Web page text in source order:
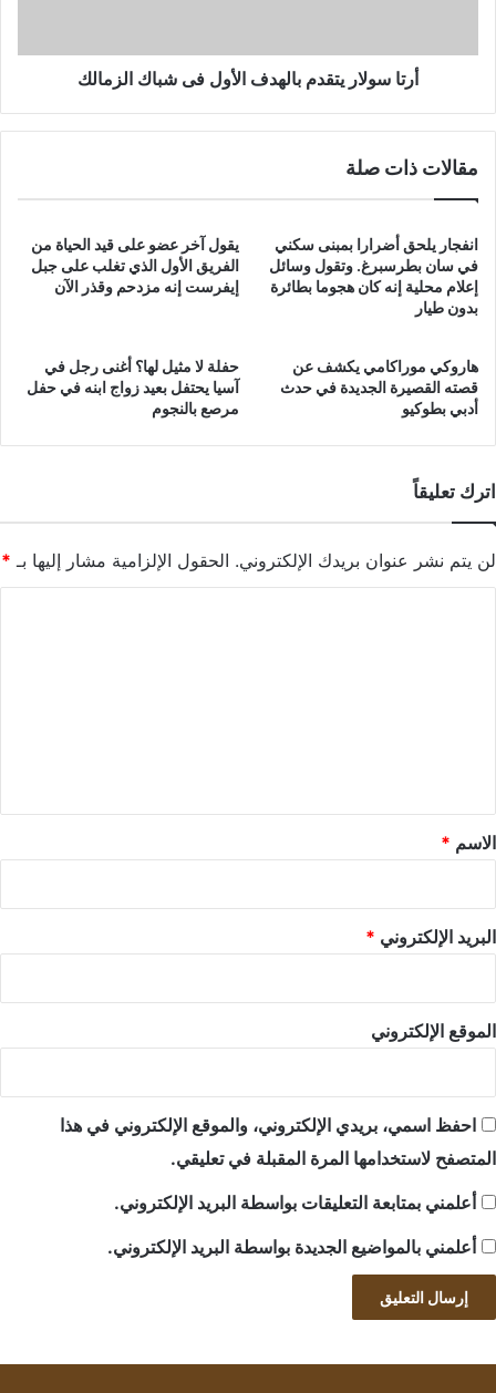
أرتا سولار يتقدم بالهدف الأول فى شباك الزمالك
مقالات ذات صلة
انفجار يلحق أضرارا بمبنى سكني
في سان بطرسبرغ. وتقول وسائل
إعلام محلية إنه كان هجوما بطائرة
بدون طيار
يقول آخر عضو على قيد الحياة من
الفريق الأول الذي تغلب على جبل
إيفرست إنه مزدحم وقذر الآن
هاروكي موراكامي يكشف عن
قصته القصيرة الجديدة في حدث
أدبي بطوكيو
حفلة لا مثيل لها؟ أغنى رجل في
آسيا يحتفل بعيد زواج ابنه في حفل
مرصع بالنجوم
اترك تعليقاً
لن يتم نشر عنوان بريدك الإلكتروني. الحقول الإلزامية مشار إليها بـ *
*
الاسم *
البريد الإلكتروني *
الموقع الإلكتروني
احفظ اسمي، بريدي الإلكتروني، والموقع الإلكتروني في هذا
المتصفح لاستخدامها المرة المقبلة في تعليقي.
أعلمني بمتابعة التعليقات بواسطة البريد الإلكتروني.
أعلمني بالمواضيع الجديدة بواسطة البريد الإلكتروني.